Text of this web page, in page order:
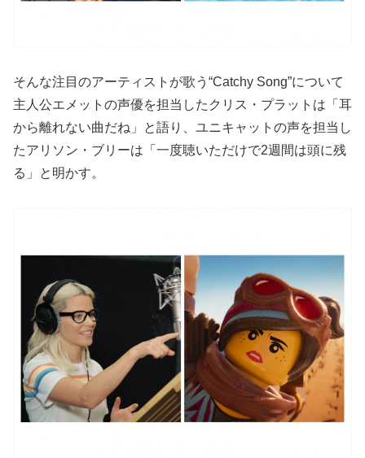
そんな注目のアーティストが歌う“Catchy Song”について
主人公エメットの声優を担当したクリス・プラットは「耳
から離れない曲だね」と語り、ユニキャットの声を担当し
たアリソン・ブリーは「一度聴いただけで2週間は頭に残
る」と明かす。